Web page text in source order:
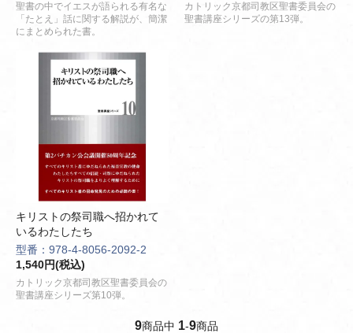
聖書の中でイエスが語られる有名な
「たとえ」話に関する解説が、簡潔
にまとめられた書。
カトリック京都司教区聖書委員会の
聖書講座シリーズの第13弾。
キリストの祭司職へ招かれて
いるわたしたち
型番：978-4-8056-2092-2
1,540円(税込)
カトリック京都司教区聖書委員会の
聖書講座シリーズ第10弾。
9商品中 1-9商品